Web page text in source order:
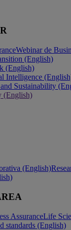
Webinar de
(English)
(English)
Intelligence
Sustainability
(English)
(English)
AssuranceLife
standards (English)